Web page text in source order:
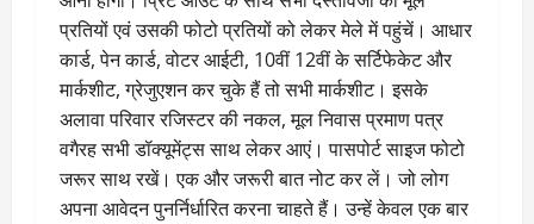
प्रतियों एवं उसकी फोटो प्रतियों को लेकर मेले में पहुंचें। आधार
कार्ड, पेन कार्ड, वोटर आईटी, 10वीं 12वीं के सर्टिफेकेट और
मार्कशीट, ग्रेजुएशन कर चुके हैं तो सभी मार्कशीट। इसके
अलावा परिवार रजिस्टर की नकल, मूल निवास प्रमाण पत्र
वगैरह सभी डॉक्यूमेंट्स साथ लेकर आएं। पासपोर्ट साइज फोटो
जरूर साथ रखें। एक और जरूरी बात नोट कर लें। जो लोग
अपना आवेदन पुनर्निर्धारित करना चाहते हैं। उन्हें केवल एक बार